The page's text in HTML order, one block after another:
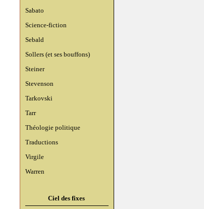
Sabato
Science-fiction
Sebald
Sollers (et ses bouffons)
Steiner
Stevenson
Tarkovski
Tarr
Théologie politique
Traductions
Virgile
Warren
Ciel des fixes